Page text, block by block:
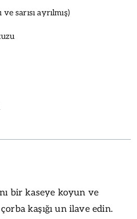
sarısı ayrılmış)
bir kaseye koyun ve
kaşığı un ilave edin.